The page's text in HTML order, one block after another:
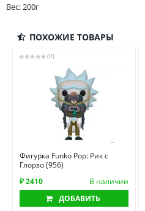
Вес: 200г
ПОХОЖИЕ ТОВАРЫ
(0)
Фигурка Funko Pop: Рик с
Глорзо (956)
₽ 2410
В наличии
ДОБАВИТЬ